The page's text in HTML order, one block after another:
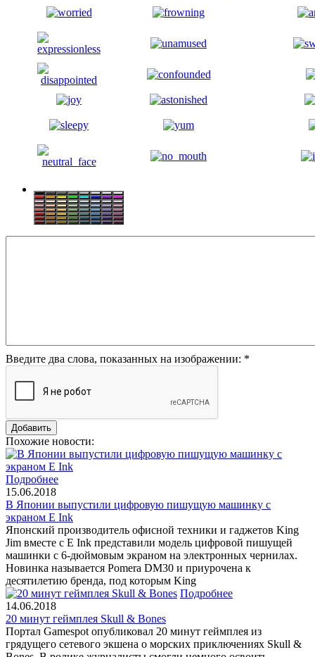
Введите два слова, показанных на изображении: *
Похожие новости:
Подробнее
15.06.2018
В Японии выпустили цифровую пишущую машинку с
экраном E Ink
Японский производитель офисной техники и гаджетов King
Jim вместе с E Ink представили модель цифровой пишущей
машинки с 6-дюймовым экраном на электронных чернилах.
Новинка называется Pomera DM30 и приурочена к
десятилетию бренда, под которым King
Подробнее
14.06.2018
20 минут геймплея Skull & Bones
Портал Gamespot опубликовал 20 минут геймплея из
грядущего сетевого экшена о морских приключениях Skull &